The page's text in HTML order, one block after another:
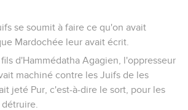
se soumit à faire ce qu'on avait
Mardochée leur avait écrit.
d'Hammédatha Agagien, l'oppresseur
machiné contre les Juifs de les
jeté Pur, c'est-à-dire le sort, pour les